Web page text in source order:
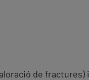
de fractures) i